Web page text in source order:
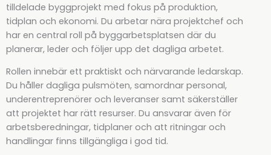
tilldelade byggprojekt med fokus på produktion,
tidplan och ekonomi. Du arbetar nära projektchef och
har en central roll på byggarbetsplatsen där du
planerar, leder och följer upp det dagliga arbetet.
Rollen innebär ett praktiskt och närvarande ledarskap.
Du håller dagliga pulsmöten, samordnar personal,
underentreprenörer och leveranser samt säkerställer
att projektet har rätt resurser. Du ansvarar även för
arbetsberedningar, tidplaner och att ritningar och
handlingar finns tillgängliga i god tid.